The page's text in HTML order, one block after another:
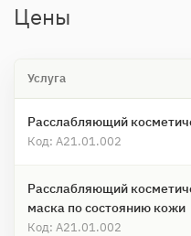
Цены
Услуга
Расслабляющий
Код: А21.01.002
Расслабляющий
маска по состоянию кожи
Код: A21.01.002